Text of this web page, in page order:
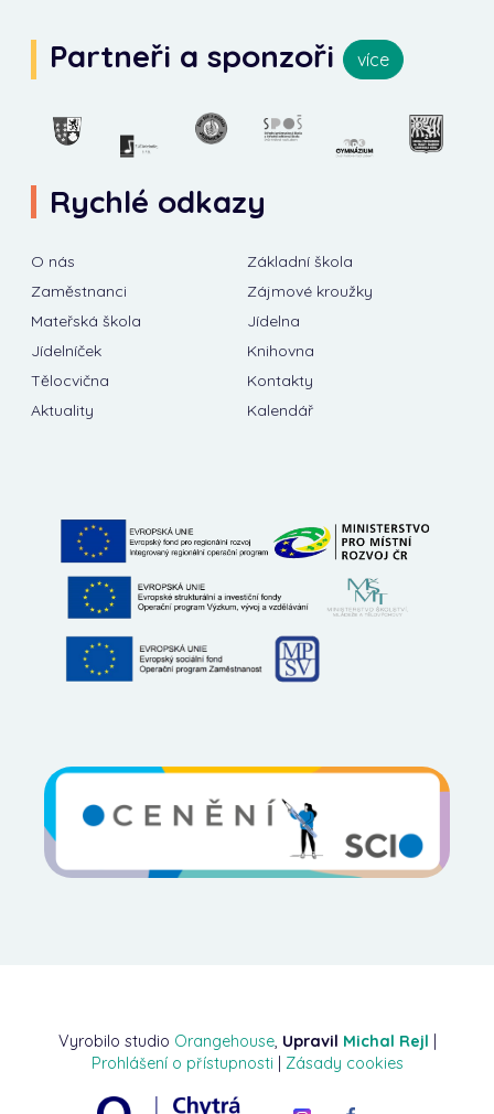
Partneři a sponzoři více
Rychlé odkazy
O nás
Základní škola
Zaměstnanci
Zájmové kroužky
Mateřská škola
Jídelna
Jídelníček
Knihovna
Tělocvična
Kontakty
Aktuality
Kalendář
Vyrobilo studio Orangehouse, Upravil Michal Rejl |
Prohlášení o přístupnosti | Zásady cookies